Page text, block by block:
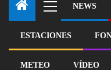
NEWS
ESTACIONES
METEO VÍDEO